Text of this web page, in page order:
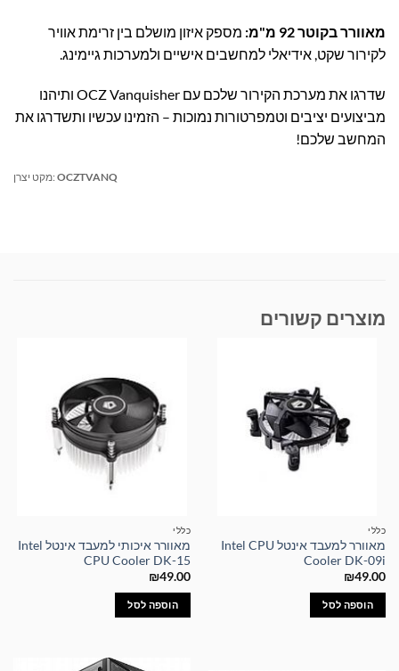
מאוורר בקוטר 92 מ"מ:
מספק איזון מושלם בין זרימת אוויר
לקירור שקט, אידיאלי למחשבים אישיים ולמערכות גיימינג.
שדרגו את מערכת הקירור שלכם עם OCZ Vanquisher ותיהנו
מביצועים יציבים וטמפרטורות נמוכות – הזמינו עכשיו ותשדרגו את
המחשב שלכם!
מקט יצרן: OCZTVANQ
מוצרים קשורים
כללי
מאוורר למעבד אינטל Intel CPU
Cooler DK-09i
₪49.00
הוספה לסל
כללי
מאוורר איכותי למעבד אינטל Intel
CPU Cooler DK-15
₪49.00
הוספה לסל